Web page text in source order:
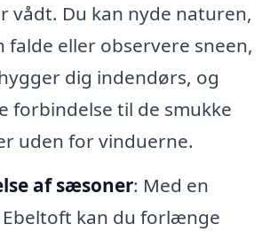
vådt. Du kan nyde naturen,
falde eller observere sneen,
dig indendørs, og
forbindelse til de smukke
uden for vinduerne.
af sæsoner: Med en
kan du forlænge